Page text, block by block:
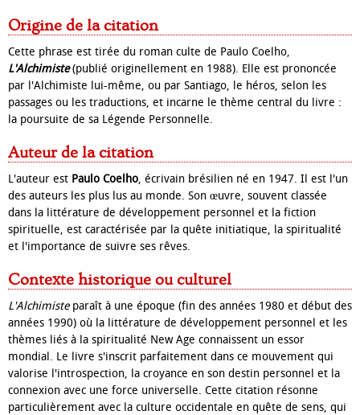
Origine de la citation
Cette phrase est tirée du roman culte de Paulo Coelho,
L'Alchimiste(publié originellement en 1988). Elle est prononcée
par l'Alchimiste lui-même, ou par Santiago, le héros, selon les
passages ou les traductions, et incarne le thème central du livre :
la poursuite de sa Légende Personnelle.
Auteur de la citation
L'auteur est Paulo Coelho, écrivain brésilien né en 1947. Il est l'un
des auteurs les plus lus au monde. Son œuvre, souvent classée
dans la littérature de développement personnel et la fiction
spirituelle, est caractérisée par la quête initiatique, la spiritualité
et l'importance de suivre ses rêves.
Contexte historique ou culturel
L'Alchimisteparaît à une époque (fin des années 1980 et début des
années 1990) où la littérature de développement personnel et les
thèmes liés à la spiritualité New Age connaissent un essor
mondial. Le livre s'inscrit parfaitement dans ce mouvement qui
valorise l'introspection, la croyance en son destin personnel et la
connexion avec une force universelle. Cette citation résonne
particulièrement avec la culture occidentale en quête de sens, qui